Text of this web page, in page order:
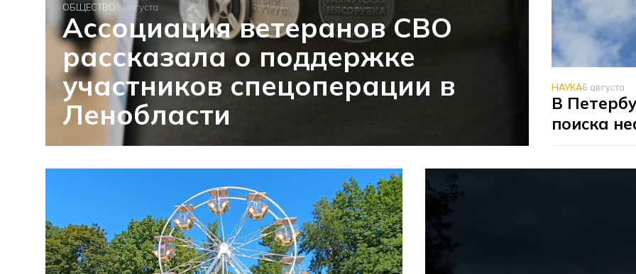
ОБЩЕСТВО 6 августа
Ассоциация ветеранов СВО
рассказала о поддержке
участников спецоперации в
Ленобласти
НАУКА6 августа
В
поиска